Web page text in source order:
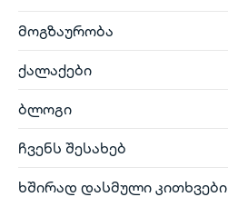
მოგზაურობა
ქალაქები
ბლოგი
ჩვენს შესახებ
ხშირად დასმული კითხვები